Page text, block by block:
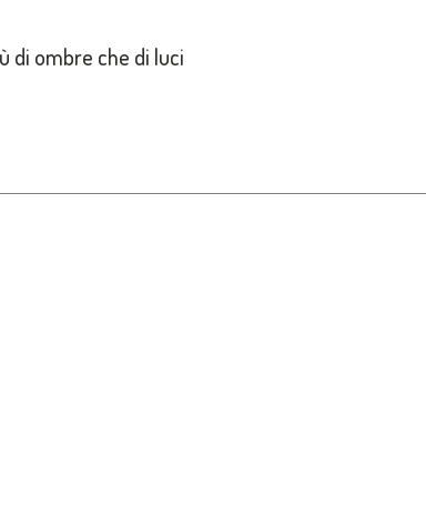
di ombre che di luci